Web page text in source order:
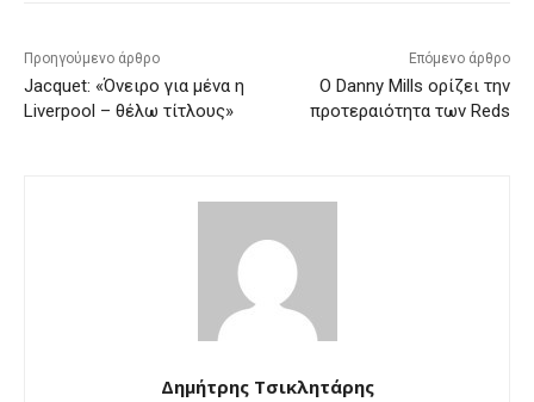
Προηγούμενο άρθρο
Jacquet: «Όνειρο για μένα η
Liverpool – θέλω τίτλους»
Επόμενο άρθρο
Ο Danny Mills ορίζει την
προτεραιότητα των Reds
Δημήτρης Τσικλητάρης